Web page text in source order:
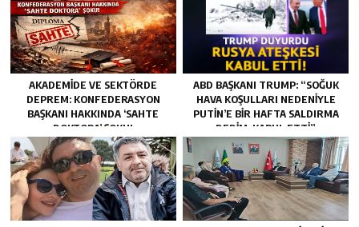
AKADEMİDE VE SEKTÖRDE
DEPREM: KONFEDERASYON
BAŞKANI HAKKINDA ‘SAHTE
DOKTORA’ ŞOKU!
ABD BAŞKANI TRUMP: “SOĞUK
HAVA KOŞULLARI NEDENIYLE
PUTIN’E BIR HAFTA SALDIRMA
DEDIM, KABUL ETTI”